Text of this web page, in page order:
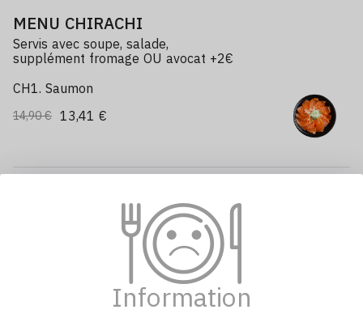
Information
MENU CHIRACHI
Servis avec soupe, salade,
supplément fromage OU avocat +2€
CH1. Saumon
14,90 € 13,41 €
CH3. Assortiment